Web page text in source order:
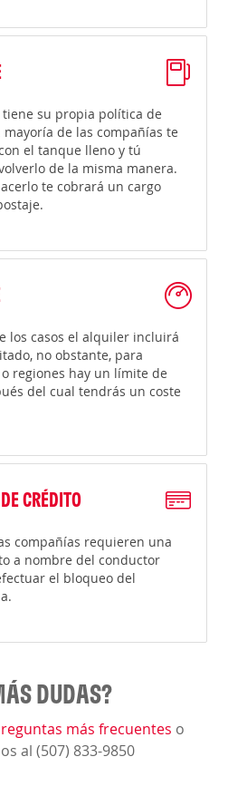
tiene su propia política de
de las compañías te
el tanque lleno y tú
de la misma manera.
te cobrará un cargo
los casos el alquiler incluirá
no obstante, para
regiones hay un límite de
del cual tendrás un coste
CRÉDITO
compañías requieren una
a nombre del conductor
el bloqueo del
DUDAS?
más frecuentes o
al (507) 833-9850